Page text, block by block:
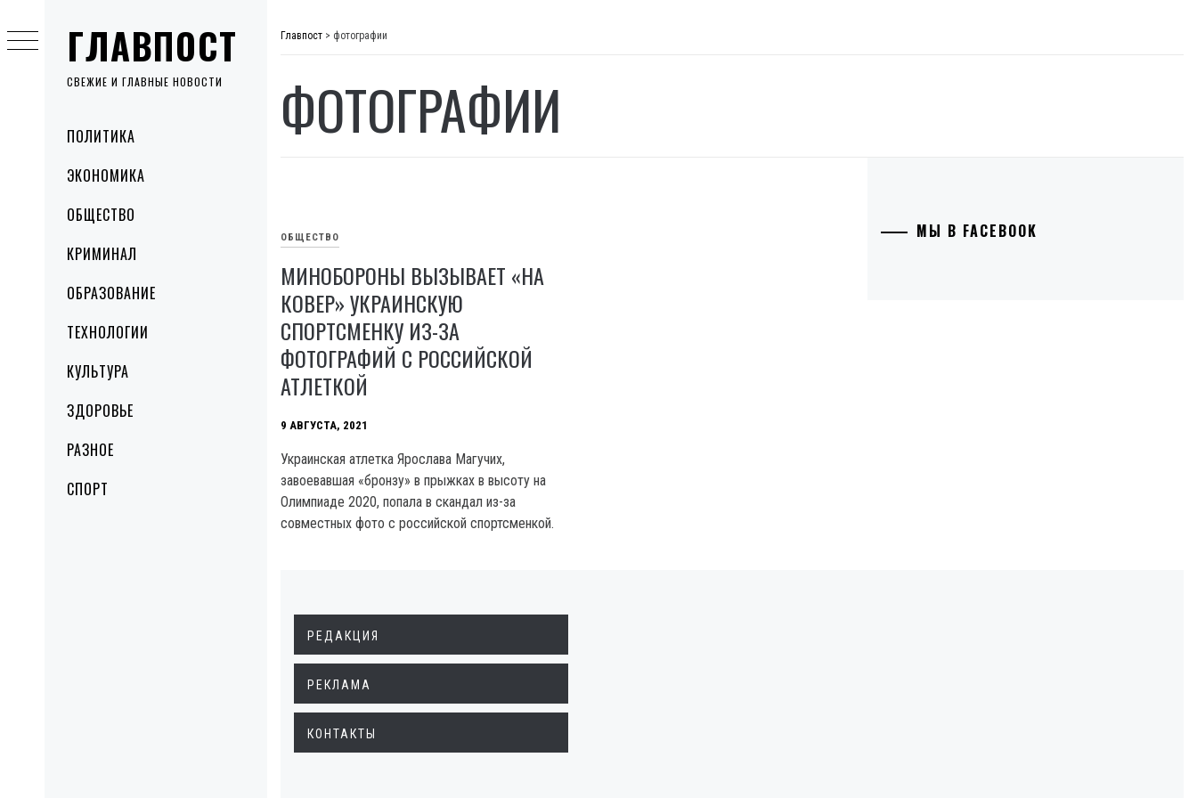
ГЛАВПОСТ
СВЕЖИЕ И ГЛАВНЫЕ НОВОСТИ
MenuПОЛИТИКА
ЭКОНОМИКА
ОБЩЕСТВО
КРИМИНАЛ
ОБРАЗОВАНИЕ
ТЕХНОЛОГИИ
КУЛЬТУРА
ЗДОРОВЬЕ
РАЗНОЕ
СПОРТ
to
content
Главпост > фотографии
ФОТОГРАФИИ
ОБЩЕСТВО
МИНОБОРОНЫ ВЫЗЫВАЕТ «НА
КОВЕР» УКРАИНСКУЮ
СПОРТСМЕНКУ ИЗ-ЗА
ФОТОГРАФИЙ С РОССИЙСКОЙ
АТЛЕТКОЙ
9 АВГУСТА, 2021
Украинская атлетка Ярослава Магучих,
завоевавшая «бронзу» в прыжках в высоту на
Олимпиаде 2020, попала в скандал из-за
совместных фото с российской спортсменкой.
МЫ В FACEBOOK
РЕДАКЦИЯ
РЕКЛАМА
КОНТАКТЫ